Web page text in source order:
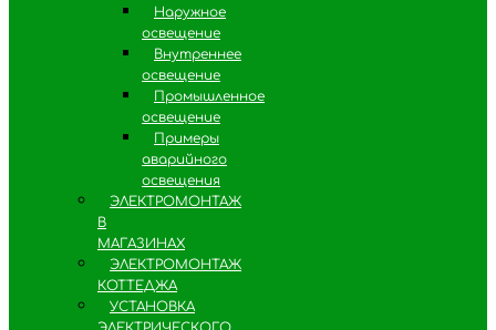
Наружное
освещение
Внутреннее
освещение
Промышленное
освещение
Примеры
аварийного
освещения
ЭЛЕКТРОМОНТАЖ
В
МАГАЗИНАХ
ЭЛЕКТРОМОНТАЖ
КОТТЕДЖА
УСТАНОВКА